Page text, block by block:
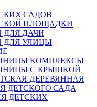
САДОВ
ПЛОЩАДКИ
ДЛЯ ДАЧИ
ДЛЯ УЛИЦЫ
КОМПЛЕКСЫ
С КРЫШКОЙ
ДЕРЕВЯННАЯ
ДЕТСКОГО САДА
ДЕТСКИХ